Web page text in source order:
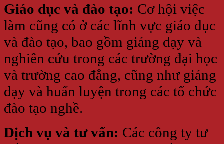
Giáo dục và đào tạo: Cơ hội việc
làm cũng có ở các lĩnh vực giáo dục
và đào tạo, bao gồm giảng dạy và
nghiên cứu trong các trường đại học
và trường cao đẳng, cũng như giảng
dạy và huấn luyện trong các tổ chức
đào tạo nghề.
Dịch vụ và tư vấn: Các công ty tư